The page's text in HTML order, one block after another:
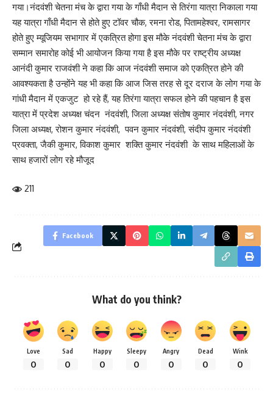
गया।नंदवंशी चेतना मंच के द्वारा गया के गाँधी मैदान से तिरंगा यात्रा निकाला गया
यह यात्रा गाँधी मैदान से होते हुए टॉवर चौक, रमना रोड, पितामहेश्वर, रामसागर
होते हुए म्यूजियम सभागार में एकत्रित होगा इस मौके नंदवंशी चेतना मंच के द्वारा
सम्मान समारोह कोई भी आयोजन किया गया है इस मौके पर राष्ट्रीय अध्यक्ष
आनंदी कुमार राजवंशी ने कहा कि आज नंदवंशी समाज को एकत्रित होने की
आवश्यकता है उन्होंने यह भी कहा कि आज जिस तरह से दूर दराज के लोग गया के
गांधी मैदान में एकजुट हो रहे हैं, यह तिरंगा यात्रा सफल होने की पहचान है इस
यात्रा में प्रदेश अध्यक्ष चंदन नंदवंशी, जिला अध्यक्ष संतोष कुमार नंदवंशी, नगर
जिला अध्यक्ष, रोशन कुमार नंदवंशी, पवन कुमार नंदवंशी, संदीप कुमार नंदवंशी
प्रवक्ता, जैकी कुमार, विकाश कुमार शक्ति कुमार नंदवंशी के साथ महिलाओं के
साथ हजारों लोग रहे मौजूद
211
Facebook
What do you think?
Love
0
Sad
0
Happy
0
Sleepy
0
Angry
0
Dead
0
Wink
0